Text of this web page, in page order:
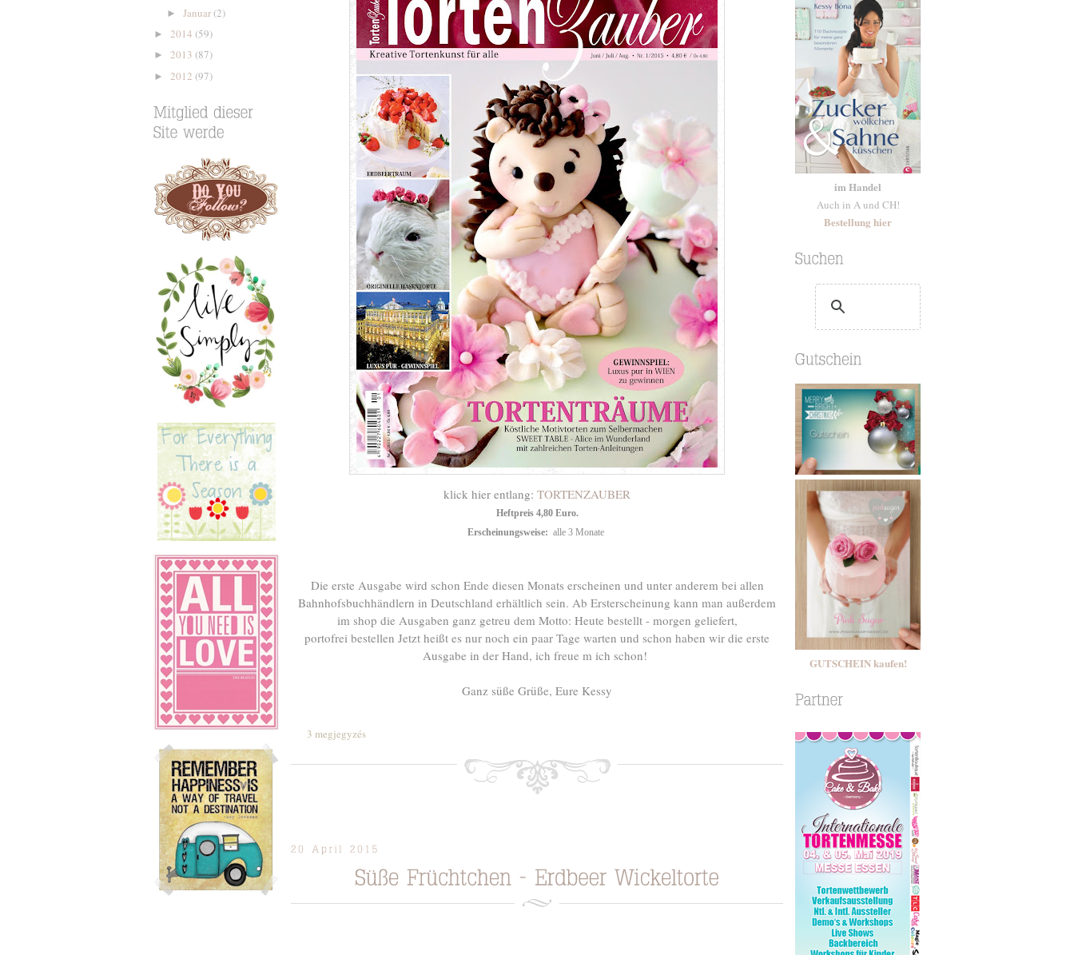
► Januar(2)
► 2014 (59)
► 2013 (87)
► 2012 (97)
klick hier entlang: TORTENZAUBER
Heftpreis 4,80 Euro.
Erscheinungsweise: alle 3 Monate
Die erste Ausgabe wird schon Ende diesen Monats erscheinen und unter anderem bei allen
Bahnhofsbuchhändlern in Deutschland erhältlich sein. Ab Ersterscheinung kann man außerdem
im shop die Ausgaben ganz getreu dem Motto: Heute bestellt - morgen geliefert,
portofrei bestellen Jetzt heißt es nur noch ein paar Tage warten und schon haben wir die erste
Ausgabe in der Hand, ich freue m ich schon!
Ganz süße Grüße, Eure Kessy
3 megjegyzés
im Handel
Auch in A und CH!
Bestellung hier
GUTSCHEIN kaufen!